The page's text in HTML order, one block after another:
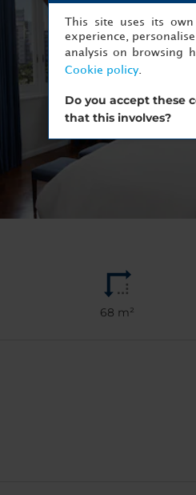
68 m²
This site uses its
experience,
analysis on browsing
Cookie policy.
Do you accept these
that this involves?